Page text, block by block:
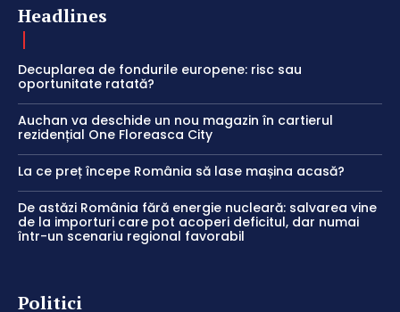
Headlines
Decuplarea de fondurile europene: risc sau
oportunitate ratată?
Auchan va deschide un nou magazin în cartierul
rezidențial One Floreasca City
La ce preț începe România să lase mașina acasă?
De astăzi România fără energie nucleară: salvarea vine
de la importuri care pot acoperi deficitul, dar numai
într-un scenariu regional favorabil
Politici